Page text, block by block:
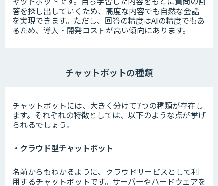
答を探し出していくため、高度な内容でも自然な会話
を実現できます。ただし、回答の精度はAIの精度でもあ
るため、導入・開発コストが高い傾向にあります。
チャットボットの種類
チャットボットには、大きく分けて7つの種類が存在し
ます。それぞれの特徴としては、以下のような点が挙げ
られるでしょう。
・クラウド型チャットボット
名前からもわかるように、クラウドサービスとして利
用するチャットボットです。サーバーやハードウェアを